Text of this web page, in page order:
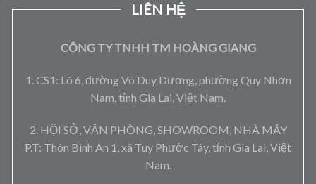
LIÊN HỆ
CÔNG TY TNHH TM HOÀNG GIANG
1. CS1: Lô 6, đường Võ Duy Dương, phường Quy Nhơn
Nam, tỉnh Gia Lai, Việt Nam.
2. HỘI SỞ, VĂN PHÒNG, SHOWROOM, NHÀ MÁY
P.T: Thôn Bình An 1, xã Tuy Phước Tây, tỉnh Gia Lai, Việt
Nam.